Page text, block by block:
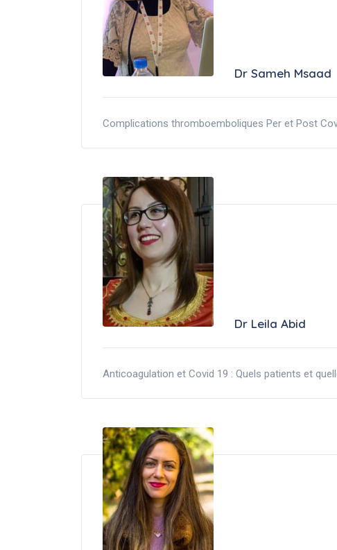
Dr Sameh Msaad
Complications thromboemboliques Per et Post
Dr Leila Abid
Anticoagulation et Covid 19 : Quels patients et